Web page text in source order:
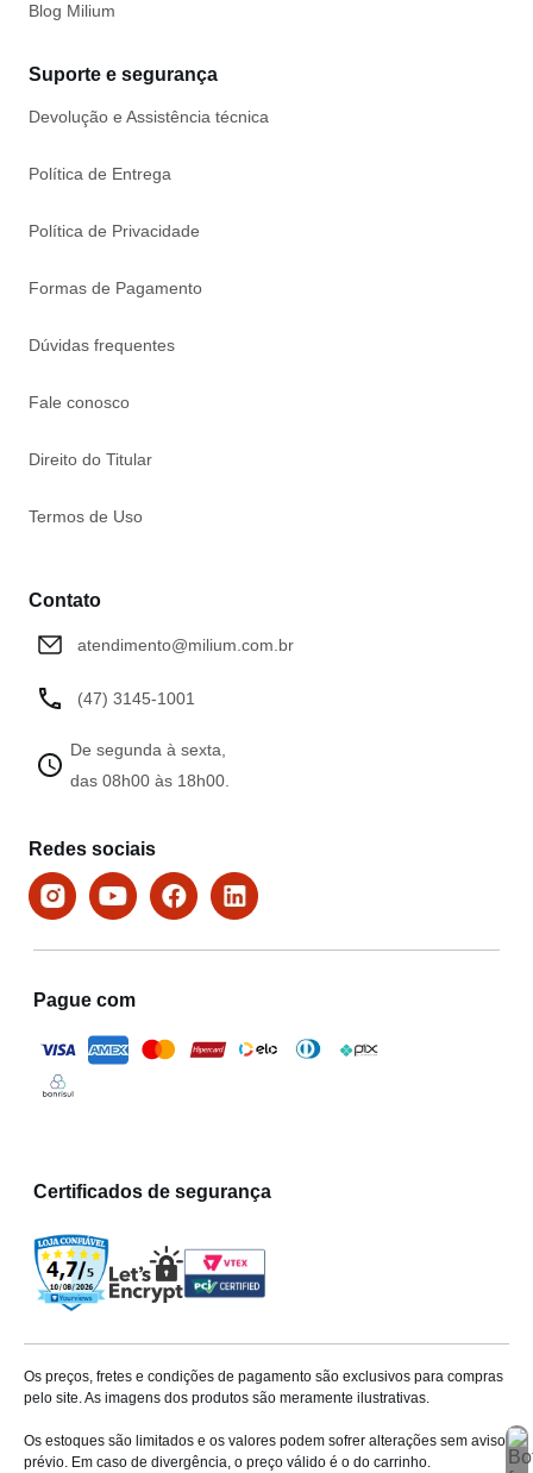
Blog Milium
Suporte e segurança
Devolução e Assistência técnica
Política de Entrega
Política de Privacidade
Formas de Pagamento
Dúvidas frequentes
Fale conosco
Direito do Titular
Termos de Uso
Contato
atendimento@milium.com.br
(47) 3145-1001
De segunda à sexta,
das 08h00 às 18h00.
Redes sociais
Pague com
Certificados de segurança
Os preços, fretes e condições de pagamento são exclusivos para compras
pelo site. As imagens dos produtos são meramente ilustrativas.
Os estoques são limitados e os valores podem sofrer alterações sem aviso
prévio. Em caso de divergência, o preço válido é o do carrinho.